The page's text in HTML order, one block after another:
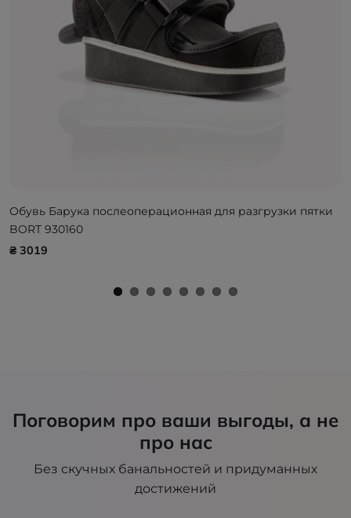
Обувь Барука послеоперационная для разгрузки пятки
BORT 930160
₴ 3019
Поговорим про ваши выгоды, а не
про нас
Без скучных банальностей и придуманных
достижений